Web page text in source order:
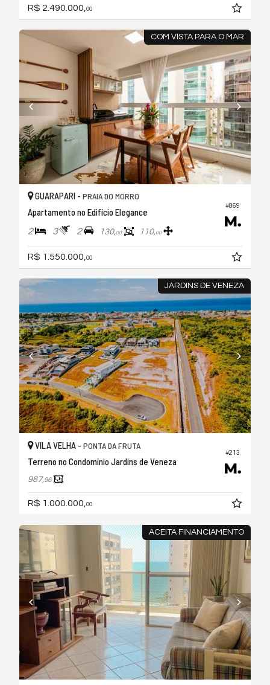
R$ 2.490.000, 00
COM VISTA PARA O MAR
#869
GUARAPARI - PRAIA DO MORRO
Apartamento no Edifício Elegance
2 3 2 130,00 110,00
R$ 1.550.000,00
JARDINS DE VENEZA
#213
VILA VELHA - PONTA DA FRUTA
Terreno no Condomínio Jardins de Veneza
987,96
R$ 1.000.000, 00
ACEITA FINANCIAMENTO